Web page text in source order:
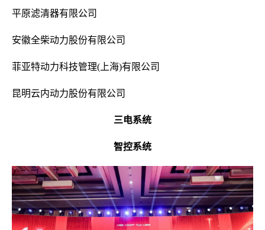
平原滤清器有限公司
安徽全柴动力股份有限公司
菲亚特动力科技管理(上海)有限公司
昆明云内动力股份有限公司
三电系统
智控系统